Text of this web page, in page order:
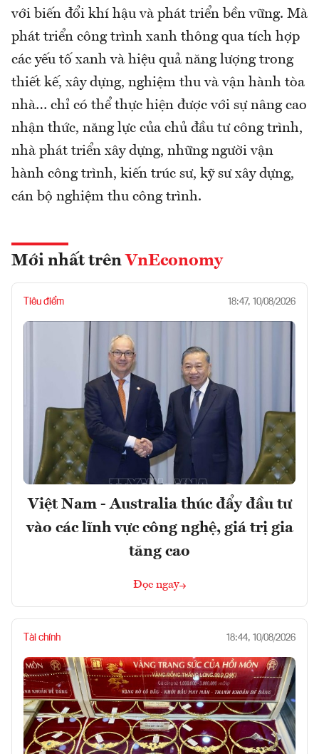
với biến đổi khí hậu và phát triển bền vững. Mà
phát triển công trình xanh thông qua tích hợp
các yếu tố xanh và hiệu quả năng lượng trong
thiết kế, xây dựng, nghiệm thu và vận hành tòa
nhà… chỉ có thể thực hiện được với sự nâng cao
nhận thức, năng lực của chủ đầu tư công trình,
nhà phát triển xây dựng, những người vận
hành công trình, kiến trúc sư, kỹ sư xây dựng,
cán bộ nghiệm thu công trình.
Mới nhất trên VnEconomy
Tiêu điểm 18:47, 10/08/2026
Việt Nam - Australia thúc đẩy đầu tư
vào các lĩnh vực công nghệ, giá trị gia
tăng cao
Đọc ngay
Tài chính 18:44, 10/08/2026